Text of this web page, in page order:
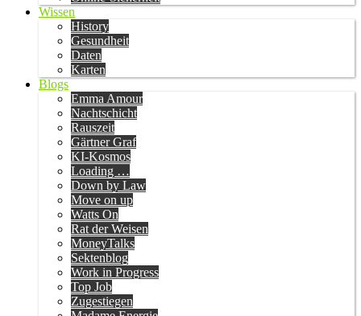
Wissen
History
Gesundheit
Daten
Karten
Blogs
Emma Amour
Nachtschicht
Rauszeit
Gärtner Graf
KI-Kosmos
Loading …
Down by Law
Move on up
Watts On
Rat der Weisen
MoneyTalks
Sektenblog
Work in Progress
Top Job
Zugestiegen